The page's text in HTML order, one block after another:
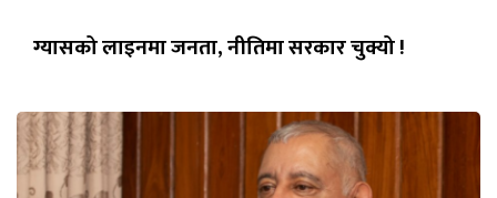
ग्यासको लाइनमा जनता, नीतिमा सरकार चुक्यो !